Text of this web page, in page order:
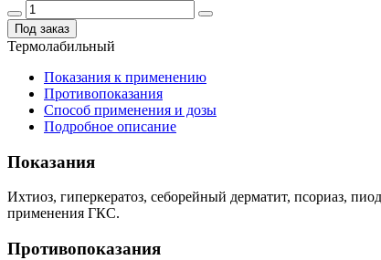
Под заказ
Термолабильный
Показания к применению
Противопоказания
Способ применения и дозы
Подробное описание
Показания
Ихтиоз, гиперкератоз, себорейный дерматит, псориаз,
применения ГКС.
Противопоказания